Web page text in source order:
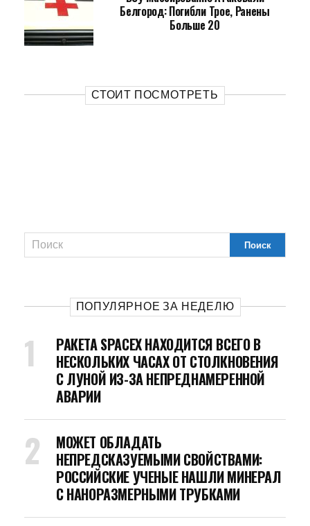
Белгород: Погибли Трое, Ранены
Больше 20
СТОИТ ПОСМОТРЕТЬ
ПОПУЛЯРНОЕ ЗА НЕДЕЛЮ
РАКЕТА SPACEX НАХОДИТСЯ ВСЕГО В
НЕСКОЛЬКИХ ЧАСАХ ОТ СТОЛКНОВЕНИЯ
С ЛУНОЙ ИЗ-ЗА НЕПРЕДНАМЕРЕННОЙ
АВАРИИ
МОЖЕТ ОБЛАДАТЬ
НЕПРЕДСКАЗУЕМЫМИ СВОЙСТВАМИ:
РОССИЙСКИЕ УЧЕНЫЕ НАШЛИ МИНЕРАЛ
С НАНОРАЗМЕРНЫМИ ТРУБКАМИ